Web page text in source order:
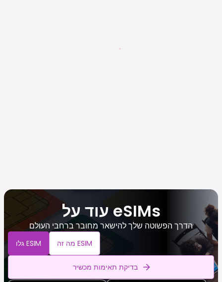
עוד על eSIMs
הדרך הפשוטה שלך להישאר מחובר ברחבי העולם
גלו ESIM מה זה ESIM
בדיקת תאימות מכשיר